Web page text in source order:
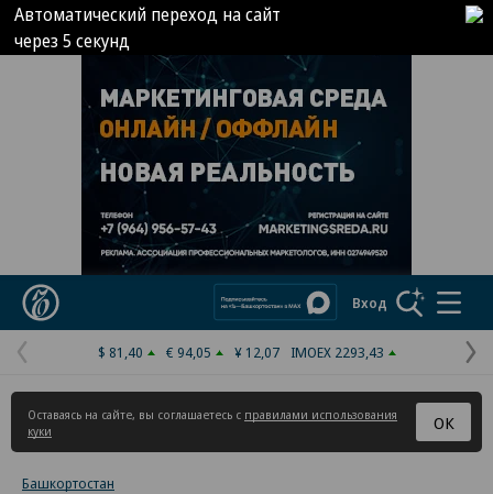
Автоматический переход на сайт
через5 секунд
Реклама в «Ъ» www.kommersant.ru/ad
Вход
Предыдущая
страница
$ 81,40 € 94,05 ¥ 12,07 IMOEX 2293,43
Оставаясь на сайте, вы соглашаетесь с правилами использования
куки
ОК
Башкортостан